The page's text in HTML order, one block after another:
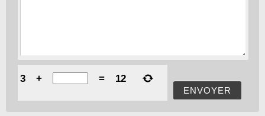
ENVOYER
3 + = 12